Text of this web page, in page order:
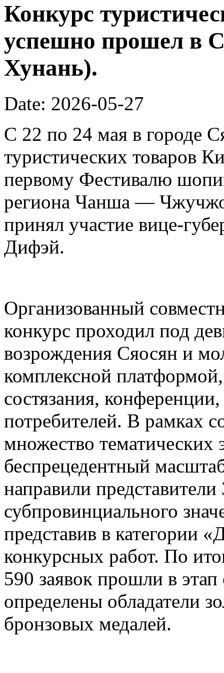
Конкурс
успешно прошел в
Хунань).
Date: 2026-05-27
С 22 по 24 мая в городе
туристических товаров
первому Фестивалю
региона Чанша —
принял участие вице-
Дифэй.
Организованный
конкурс проходил под
возрождения Сяосян и
комплексной
состязания,
потребителей. В рамках
множество тематических
беспрецедентный
направили
субпровинциального
представив в категории
конкурсных работ. По
590 заявок прошли в
определены обладатели
бронзовых медалей.